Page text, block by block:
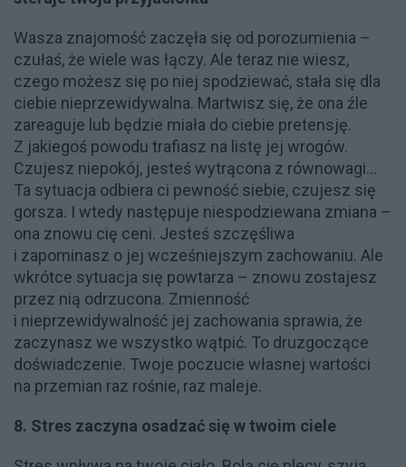
Wasza znajomość zaczęła się od porozumienia –
czułaś, że wiele was łączy. Ale teraz nie wiesz,
czego możesz się po niej spodziewać, stała się dla
ciebie nieprzewidywalna. Martwisz się, że ona źle
zareaguje lub będzie miała do ciebie pretensję.
Z jakiegoś powodu trafiasz na listę jej wrogów.
Czujesz niepokój, jesteś wytrącona z równowagi...
Ta sytuacja odbiera ci pewność siebie, czujesz się
gorsza. I wtedy następuje niespodziewana zmiana –
ona znowu cię ceni. Jesteś szczęśliwa
i zapominasz o jej wcześniejszym zachowaniu. Ale
wkrótce sytuacja się powtarza – znowu zostajesz
przez nią odrzucona. Zmienność
i nieprzewidywalność jej zachowania sprawia, że
zaczynasz we wszystko wątpić. To druzgoczące
doświadczenie. Twoje poczucie własnej wartości
na przemian raz rośnie, raz maleje.
8. Stres zaczyna osadzać się w twoim ciele